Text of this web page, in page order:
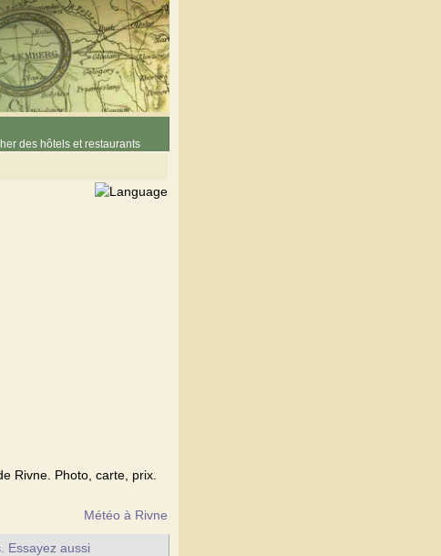
des hôtels et restaurants
Rivne. Photo, carte, prix.
Météo à Rivne
Essayez aussi